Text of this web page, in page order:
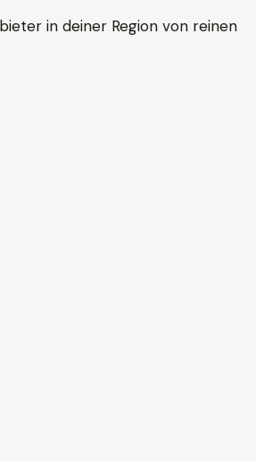
in deiner Region von reinen